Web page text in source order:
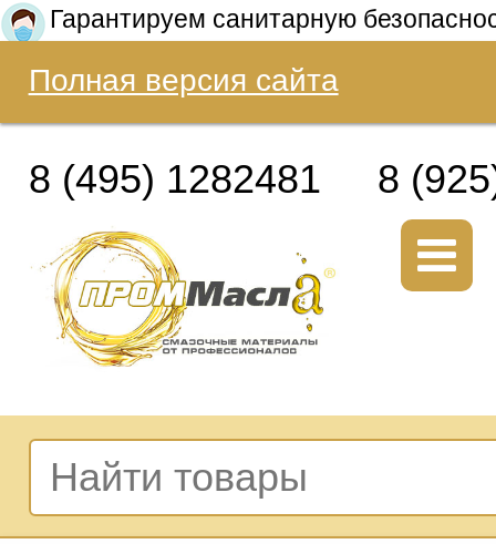
Гарантируем санитарную
Полная версия сайта
8 (495) 1282481 8